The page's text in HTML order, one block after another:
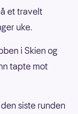
et travelt
uke.
i Skien og
tapte mot
siste runden